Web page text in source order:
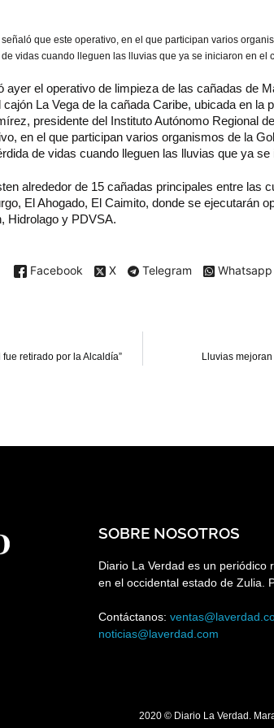
que este operativo, en el que participan varios
vidas cuando lleguen las lluvias que ya se iniciaron en el
ayer el operativo de limpieza de las cañadas de
La Vega de la cañada Caribe, ubicada en la
presidente del Instituto Autónomo Regional
en el que participan varios organismos de la
de vidas cuando lleguen las lluvias que ya
alrededor de 15 cañadas principales entre las
El Ahogado, El Caimito, donde se ejecutarán
Hidrolago y PDVSA.
Facebook X Telegram Whatsapp
retirado por la Alcaldía” Lluvias
SOBRE NOSOTROS
Diario La Verdad es un periódico
en el occidental estado de Zulia.
Contáctanos:
noticias@laverdad.com
2020 © Diario La Verdad.